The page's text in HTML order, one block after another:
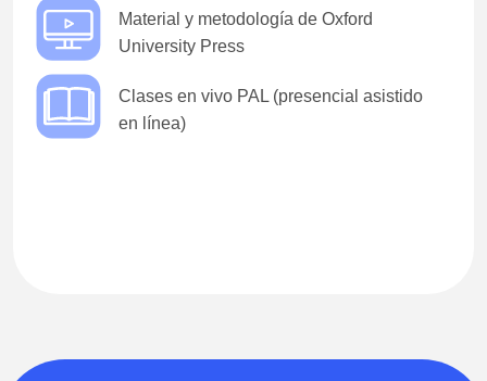
Material y metodología de Oxford
University Press
Clases en vivo PAL (presencial asistido
en línea)